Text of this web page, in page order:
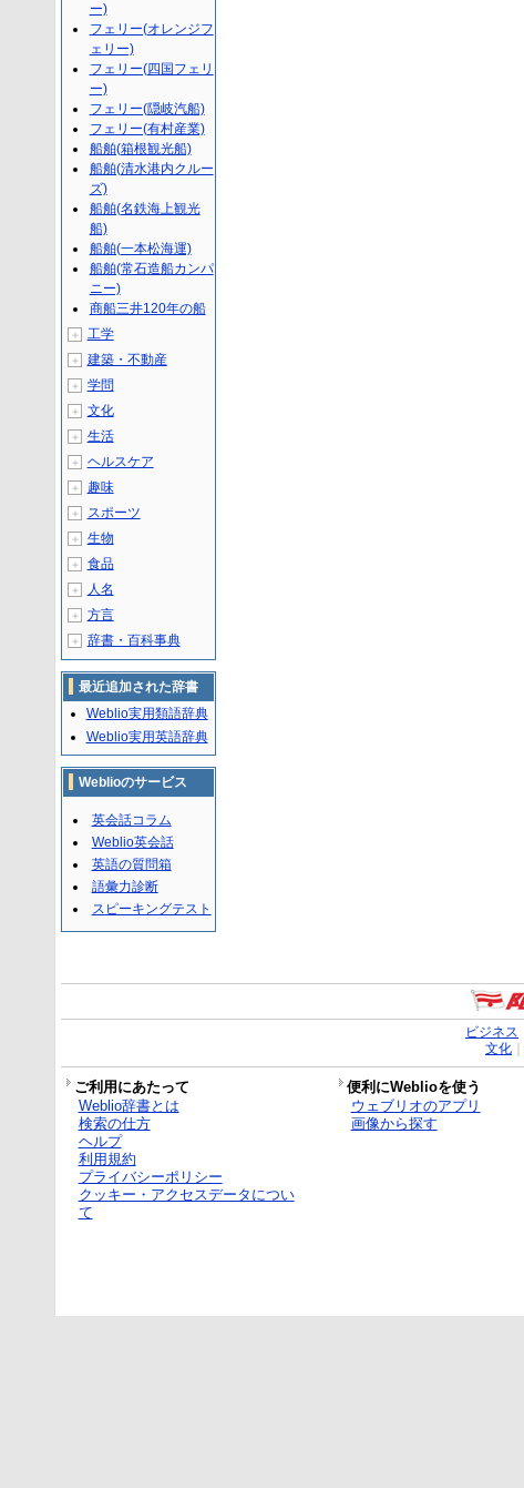
ー)
フェリー(オレンジフ
ェリー)
フェリー(四国フェリ
ー)
フェリー(隠岐汽船)
フェリー(有村産業)
船舶(箱根観光船)
船舶(清水港内クルー
ズ)
船舶(名鉄海上観光
船)
船舶(一本松海運)
船舶(常石造船カンパ
ニー)
商船三井120年の船
＋ 工学
＋ 建築・不動産
＋ 学問
＋ 文化
＋ 生活
＋ ヘルスケア
＋ 趣味
＋ スポーツ
＋ 生物
＋ 食品
＋ 人名
＋ 方言
＋ 辞書・百科事典
最近追加された辞書
Weblio実用類語辞典
Weblio実用英語辞典
Weblioのサービス
英会話コラム
Weblio英会話
英語の質問箱
語彙力診断
スピーキングテスト
ビジネス
文化｜
ご利用にあたって 便利にWeblioを使う
Weblio辞書とは
検索の仕方
ヘルプ
利用規約
プライバシーポリシー
クッキー・アクセスデータについ
て
ウェブリオのアプリ
画像から探す